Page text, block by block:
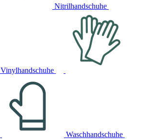
Nitrilhandschuhe
Vinylhandschuhe
Waschhandschuhe